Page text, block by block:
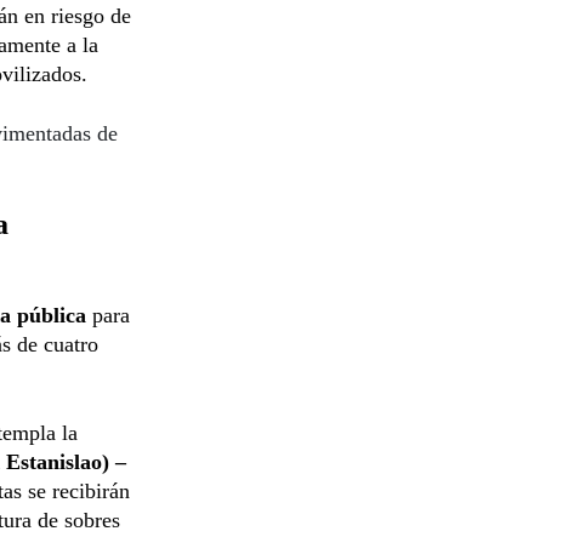
en riesgo de
a la
de
pública para
de cuatro
la
Estanislao) –
se recibirán
de sobres